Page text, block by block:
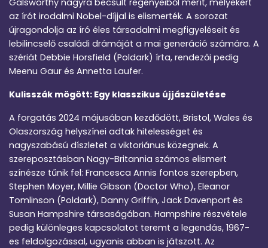
Galsworthy nagyra becsült regényeiből merít, melyekért
az írót irodalmi Nobel-díjjal is elismerték. A sorozat
újragondolja az író éles társadalmi megfigyeléseit és
lebilincselő családi drámáját a mai generáció számára. A
szériát Debbie Horsfield (Poldark) írta, rendezői pedig
Meenu Gaur és Annetta Laufer.
Kulisszák mögött: Egy klasszikus újjászületése
A forgatás 2024 májusában kezdődött, Bristol, Wales és
Olaszország helyszínei adtak hitelességet és
nagyszabású díszletet a viktoriánus közegnek. A
szereposztásban Nagy-Britannia számos elismert
színésze tűnik fel: Francesca Annis fontos szerepben,
Stephen Moyer, Millie Gibson (Doctor Who), Eleanor
Tomlinson (Poldark), Danny Griffin, Jack Davenport és
Susan Hampshire társaságában. Hampshire részvétele
pedig különleges kapcsolatot teremt a legendás, 1967-
es feldolgozással, ugyanis abban is játszott. Az